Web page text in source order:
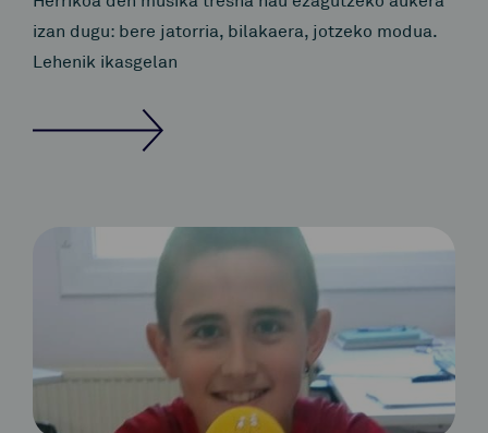
izan dugu: bere jatorria, bilakaera, jotzeko modua.
Lehenik ikasgelan